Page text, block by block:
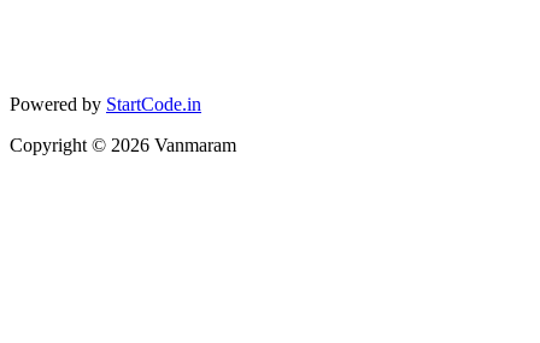
Powered by StartCode.in
Copyright © 2026 Vanmaram